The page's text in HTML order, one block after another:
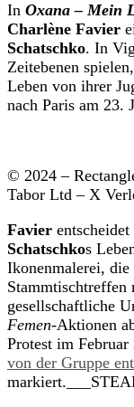
In Oxana – Mein
Charlène Favier
Schatschko. In
Zeitebenen
Leben von ihrer
nach Paris am 23.
© 2024 –
Tabor Ltd – X
Favier
Schatschkos
Ikonenmalerei,
Stammtischtreffen
gesellschaftliche
Femen-Aktionen
Protest im
von der Gruppe